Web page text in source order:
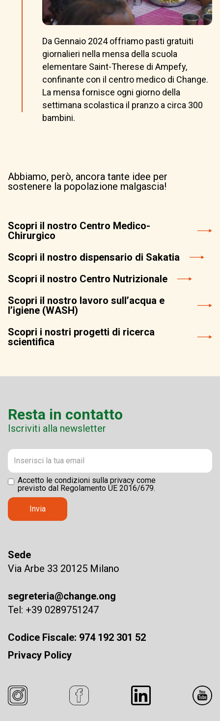
Da Gennaio 2024 offriamo pasti gratuiti
giornalieri nella mensa della scuola
elementare Saint-Therese di Ampefy,
confinante con il centro medico di Change.
La mensa fornisce ogni giorno della
settimana scolastica il pranzo a circa 300
bambini.
Abbiamo, però, ancora tante idee per
sostenere la popolazione malgascia!
Scopri il nostro Centro Medico-
Chirurgico
Scopri il nostro dispensario di Sakatia
Scopri il nostro Centro Nutrizionale
Scopri il nostro lavoro sull’acqua e
l’igiene (WASH)
Scopri i nostri progetti di ricerca
scientifica
Resta in contatto
Iscriviti alla newsletter
Accetto le condizioni sulla privacy come
previsto dal Regolamento UE 2016/679.
Sede
Via Arbe 33 20125 Milano
segreteria@change.ong
Tel: +39 0289751247
Codice Fiscale: 974 192 301 52
Privacy Policy